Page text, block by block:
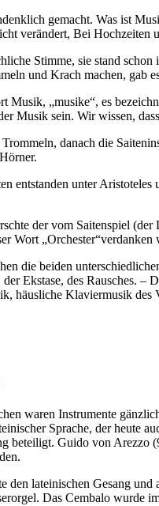
gemacht. Was ist
verändert, Bei
Stimme, sie stand
und Krach machen, gab
Musik, „musike“, es
Musik sein. Wir wissen,
danach die
entstanden unter
der vom Saitenspiel
Wort
die beiden
Ekstase, des Rausches.
häusliche Klaviermusik des
waren Instrumente
Sprache, der heute
beteiligt. Guido von Arezzo
lateinischen Gesang
Das Cembalo wurde